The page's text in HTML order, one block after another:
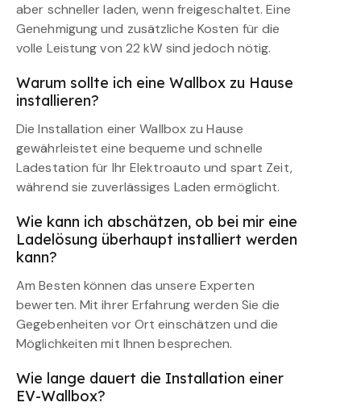
aber schneller laden, wenn freigeschaltet. Eine
Genehmigung und zusätzliche Kosten für die
volle Leistung von 22 kW sind jedoch nötig.
Warum sollte ich eine Wallbox zu Hause
installieren?
Die Installation einer Wallbox zu Hause
gewährleistet eine bequeme und schnelle
Ladestation für Ihr Elektroauto und spart Zeit,
während sie zuverlässiges Laden ermöglicht.
Wie kann ich abschätzen, ob bei mir eine
Ladelösung überhaupt installiert werden
kann?
Am Besten können das unsere Experten
bewerten. Mit ihrer Erfahrung werden Sie die
Gegebenheiten vor Ort einschätzen und die
Möglichkeiten mit Ihnen besprechen.
Wie lange dauert die Installation einer
EV-Wallbox?